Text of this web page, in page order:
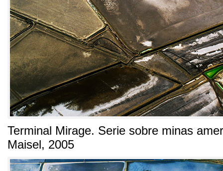
Terminal Mirage. Serie sobre minas
Maisel, 2005